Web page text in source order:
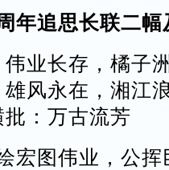
年追思长联二幅
业长存，橘子
风永在，湘江
批：万古流芳
宏图伟业，公